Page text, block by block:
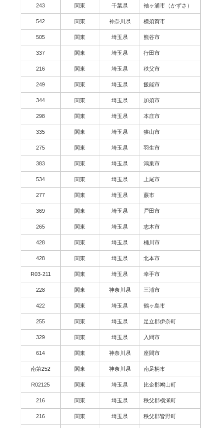
243 関東 千葉県 袖ヶ浦市（かずさ）
542 関東 神奈川県 横須賀市
505 関東 埼玉県 熊谷市
337 関東 埼玉県 行田市
216 関東 埼玉県 秩父市
249 関東 埼玉県 飯能市
344 関東 埼玉県 加須市
298 関東 埼玉県 本庄市
335 関東 埼玉県 狭山市
275 関東 埼玉県 羽生市
383 関東 埼玉県 鴻巣市
534 関東 埼玉県 上尾市
277 関東 埼玉県 蕨市
369 関東 埼玉県 戸田市
265 関東 埼玉県 志木市
428 関東 埼玉県 桶川市
428 関東 埼玉県 北本市
R03-211 関東 埼玉県 幸手市
228 関東 神奈川県 三浦市
422 関東 埼玉県 鶴ヶ島市
255 関東 埼玉県 足立郡伊奈町
329 関東 埼玉県 入間市
614 関東 神奈川県 座間市
南第252 関東 神奈川県 南足柄市
R02125 関東 埼玉県 比企郡鳩山町
216 関東 埼玉県 秩父郡横瀬町
216 関東 埼玉県 秩父郡皆野町